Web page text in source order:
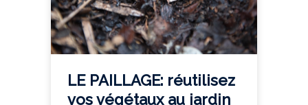
LE PAILLAGE: réutilisez
vos végétaux au jardin